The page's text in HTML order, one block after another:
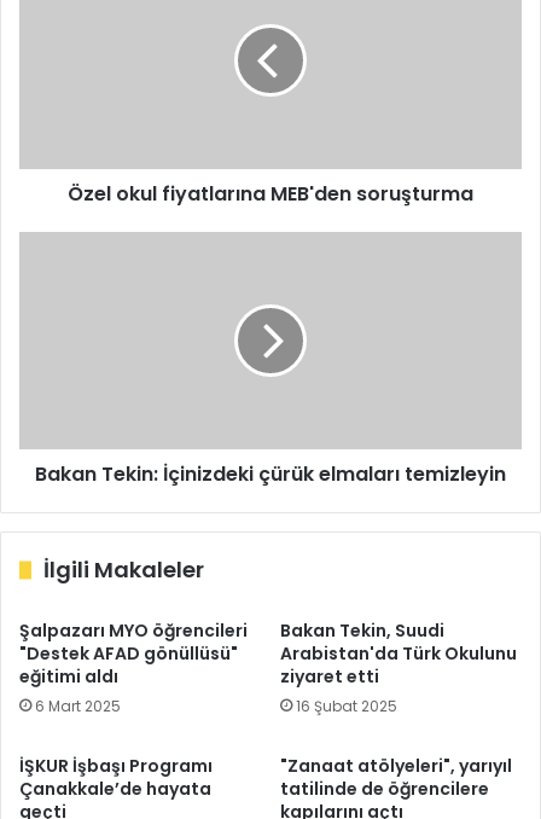
Özel okul fiyatlarına MEB'den soruşturma
Bakan Tekin: İçinizdeki çürük elmaları temizleyin
İlgili Makaleler
Şalpazarı MYO öğrencileri
"Destek AFAD gönüllüsü"
eğitimi aldı
6 Mart 2025
Bakan Tekin, Suudi
Arabistan'da Türk Okulunu
ziyaret etti
16 Şubat 2025
İŞKUR İşbaşı Programı
Çanakkale’de hayata
geçti
"Zanaat atölyeleri", yarıyıl
tatilinde de öğrencilere
kapılarını açtı